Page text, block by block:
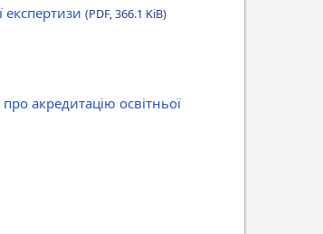
експертизи (PDF, 366.1 KiB)
акредитацію освітньої